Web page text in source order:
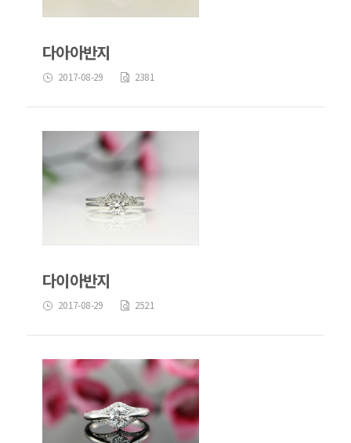
다아아반지
2017-08-29 2381
다이아반지
2017-08-29 2521